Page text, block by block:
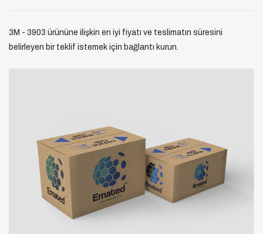
3M - 3903 ürününe ilişkin en iyi fiyatı ve teslimatın süresini
belirleyen bir teklif istemek için bağlantı kurun.